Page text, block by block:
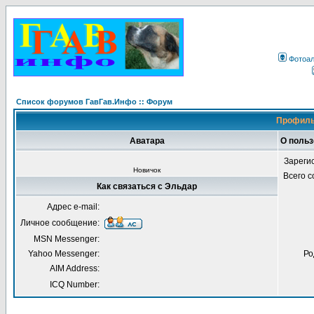
Список форумов ГавГав.Инфо :: Форум
Аватара О
Новичок
Всего
Как связаться с Эльдар
Адрес e-mail:
Личное сообщение:
MSN Messenger:
Yahoo Messenger:
AIM Address:
ICQ Number: